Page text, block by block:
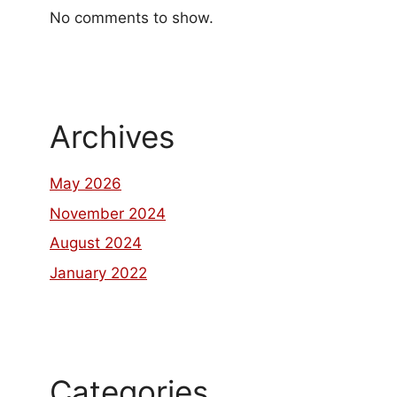
No comments to show.
Archives
May 2026
November 2024
August 2024
January 2022